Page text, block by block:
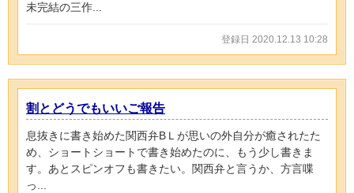
未完結の三作...
登録日 2020.12.13 10:28
割とどうでもいいご報告
息抜きに書き始めた関西弁BＬが思いの外自分が癒されたた
め、ショートショートで書き始めたのに、もう少し書きま
す。あとスピンオフも書きたい。関西弁と言うか、方言喋
っ...